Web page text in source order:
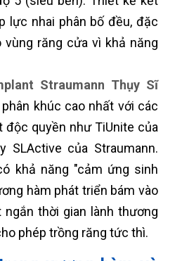
lực nhai phân bố đều, đặc
răng cửa vì khả năng
Straumann Thụy Sĩ
khúc cao nhất với các
độc quyền nhưTiUnite của
SLActive của Straumann.
khả năng "cảm ứng sinh
hàm phát triển bám vào
thời gian lành thương
phép trồng răng tức thì.